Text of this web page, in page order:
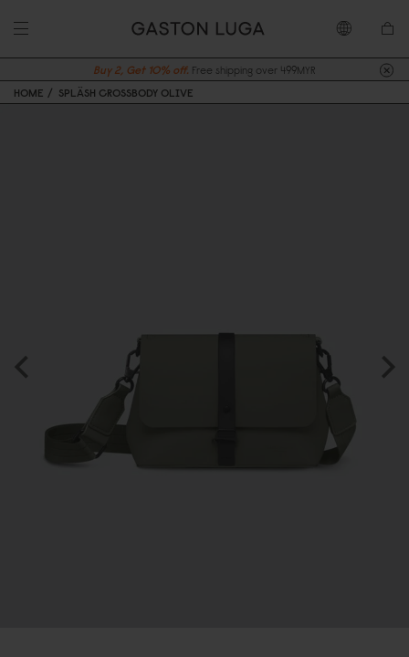
Buy 2, Get 10% off. Free shipping over 499MYR
HOME
SPLÄSH CROSSBODY OLIVE